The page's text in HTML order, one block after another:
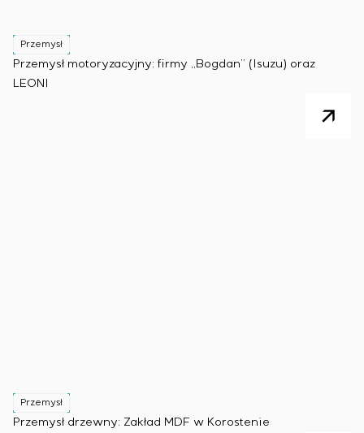
Przemysł
Przemysł motoryzacyjny: firmy „Bogdan” (Isuzu) oraz
LEONI
Przemysł
Przemysł drzewny: Zakład MDF w Korostenie